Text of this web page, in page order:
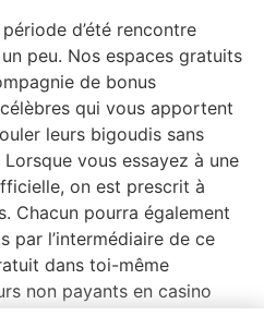
d’été rencontre
peu. Nos espaces gratuits
de bonus
qui vous apportent
leurs bigoudis sans
vous essayez à une
on est prescrit à
Chacun pourra également
par l’intermédiaire de ce
dans toi-même
non payants en casino